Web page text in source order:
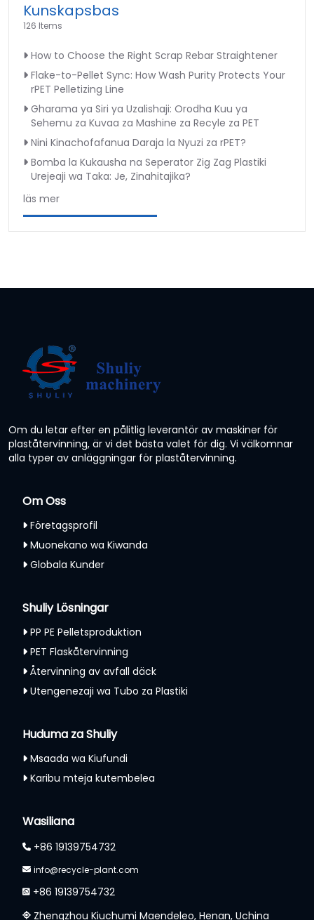
Kunskapsbas
126 Items
How to Choose the Right Scrap Rebar Straightener
Flake-to-Pellet Sync: How Wash Purity Protects Your
rPET Pelletizing Line
Gharama ya Siri ya Uzalishaji: Orodha Kuu ya
Sehemu za Kuvaa za Mashine za Recyle za PET
Nini Kinachofafanua Daraja la Nyuzi za rPET?
Bomba la Kukausha na Seperator Zig Zag Plastiki
Urejeaji wa Taka: Je, Zinahitajika?
läs mer
Om du letar efter en pålitlig leverantör av maskiner för
plaståtervinning, är vi det bästa valet för dig. Vi välkomnar
alla typer av anläggningar för plaståtervinning.
Om Oss
Företagsprofil
Muonekano wa Kiwanda
Globala Kunder
Shuliy Lösningar
PP PE Pelletsproduktion
PET Flaskåtervinning
Återvinning av avfall däck
Utengenezaji wa Tubo za Plastiki
Huduma za Shuliy
Msaada wa Kiufundi
Karibu mteja kutembelea
Wasiliana
+86 19139754732
info@recycle-plant.com
+86 19139754732
Zhengzhou Kiuchumi Maendeleo, Henan, Uchina